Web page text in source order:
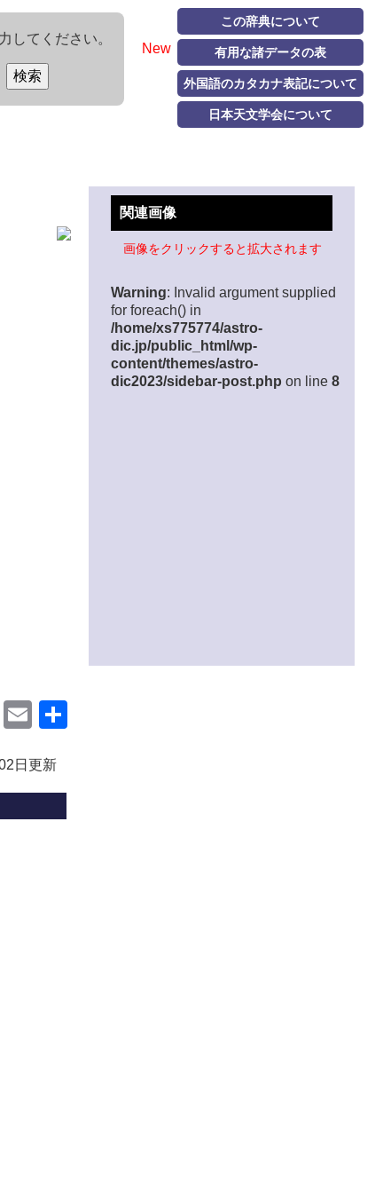
New
この辞典について
有用な諸データの表
外国語のカタカナ表記について
日本天文学会について
してください。
LineEmail
日更新
関連画像
画像をクリックすると拡大されます
Warning: Invalid argument supplied
for foreach() in
/home/xs775774/astro-
dic.jp/public_html/wp-
content/themes/astro-
dic2023/sidebar-post.php on line 8